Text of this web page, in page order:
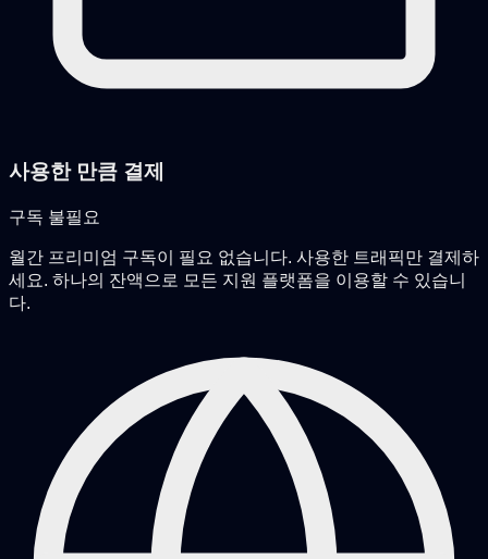
사용한 만큼 결제
구독 불필요
월간 프리미엄 구독이 필요 없습니다. 사용한 트래픽만 결제하
세요. 하나의 잔액으로 모든 지원 플랫폼을 이용할 수 있습니
다.